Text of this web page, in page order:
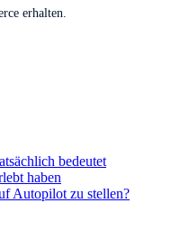
erhalten.
bedeutet
haben
Autopilot zu stellen?